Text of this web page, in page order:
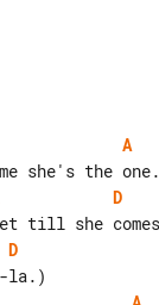
A
D
D